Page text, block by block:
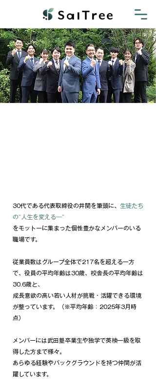
30代である代表取締役の井関を筆頭に、 生徒たち
の”人生を変える―”
をモットーに集まった個性豊かなメンバーのいる
職場です。
従業員数はグループ全体で217名を超える一方
で、役員の平均年齢は30歳、校舎長の平均年齢は
30.6歳と、
成長意欲の高い若い人材が挑戦・活躍できる環境
が整っています。（※平均年齢：2025年3月時
点）
メンバーには武田塾卒業生や独学で英検一級を取
得した方まで様々。
あらゆる経験やバックグラウンドを持つ仲間が活
躍しています。